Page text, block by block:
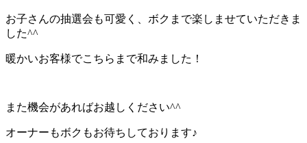
お子さんの抽選会も可愛く、ボクまで楽しませていただきま
した^^
暖かいお客様でこちらまで和みました！
また機会があればお越しください^^
オーナーもボクもお待ちしております♪